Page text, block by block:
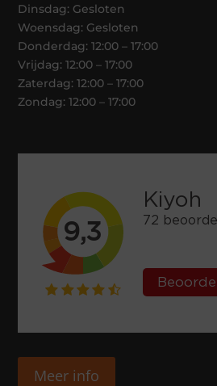
Dinsdag: Gesloten
Woensdag: Gesloten
Donderdag: 12:00 – 17:00
Vrijdag: 12:00 – 17:00
Zaterdag: 12:00 – 17:00
Zondag: 12:00 – 17:00
Meer info